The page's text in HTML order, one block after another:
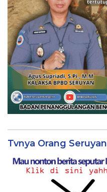
Tvnya Orang Seruyan